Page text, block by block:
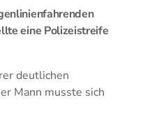
eine Polizeistreife
deutlichen
Mann musste sich